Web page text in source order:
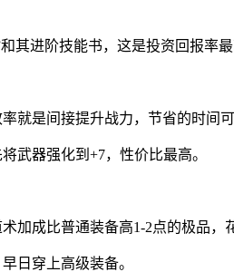
其进阶技能书，这是投资回报率最
就是间接提升战力，节省的时间
武器强化到+7，性价比最高。
加成比普通装备高1-2点的极品，
日穿上高级装备。